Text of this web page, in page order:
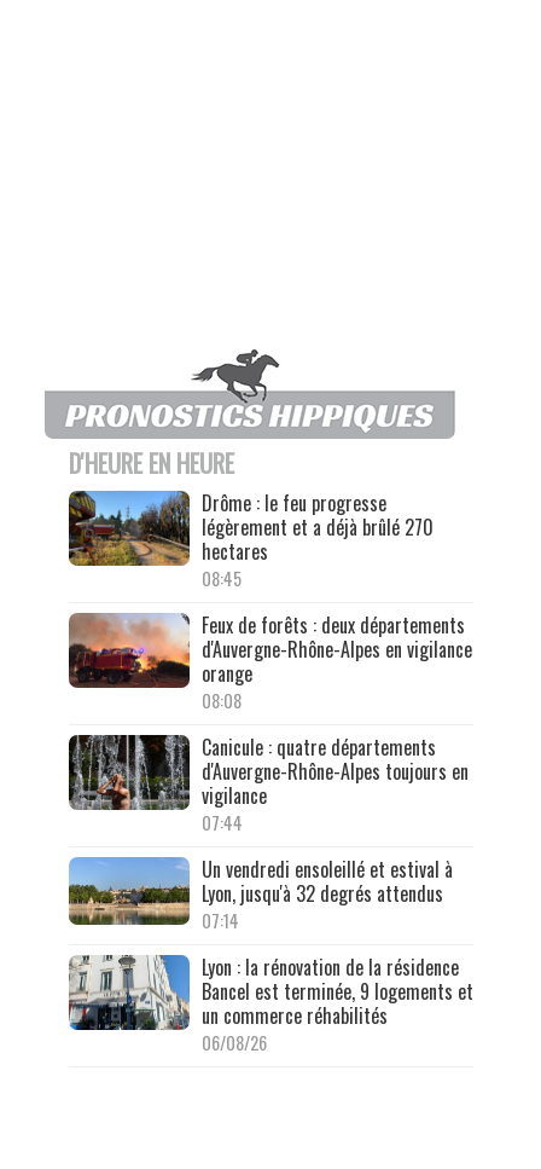
D'HEURE EN HEURE
Drôme : le feu progresse
légèrement et a déjà brûlé 270
hectares
08:45
Feux de forêts : deux départements
d'Auvergne-Rhône-Alpes en vigilance
orange
08:08
Canicule : quatre départements
d'Auvergne-Rhône-Alpes toujours en
vigilance
07:44
Un vendredi ensoleillé et estival à
Lyon, jusqu'à 32 degrés attendus
07:14
Lyon : la rénovation de la résidence
Bancel est terminée, 9 logements et
un commerce réhabilités
06/08/26